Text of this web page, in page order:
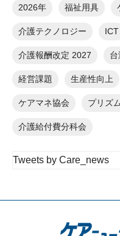
2026年 福祉用具
介護テクノロジー ICT
介護報酬改定 2027
経営課題 生産性向上
ケアマネ協会 プリズム
介護給付費分科会
Tweets by Care_news